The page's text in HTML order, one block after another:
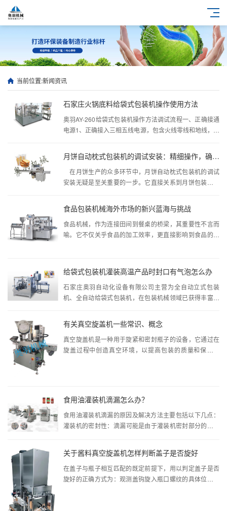
当前位置:新闻资讯
石家庄火锅底料给袋式包装机操作使用方法
奥羽AY-260给袋式包装机操作方法调试流程一、正确接通
电源1、正确接入三相五线电源，包含火线零线和地线，零
月饼自动枕式包装机的调试安装：精细操作，确保高效运行
在月饼生产的众多环节中，月饼自动枕式包装机的调试
安装无疑是至关重要的一步。它直接关系到月饼包装的效
食品包装机械海外市场的新兴蓝海与挑战
食品机械，作为连接田间到餐桌的桥梁，其重要性不言而
喻。它不仅关乎食品的加工效率，更直接影响到食品的质
给袋式包装机灌装高温产品时封口有气泡怎么办
石家庄奥羽自动化设备有限公司主营为全自动立式包装
机、全自动给袋式包装机，在包装机械领域已获得丰富的
有关真空旋盖机一些常识、概念
真空旋盖机是一种用于旋紧和密封瓶子的设备，它通过在
旋盖过程中创造真空环境，以提高包装的质量和保鲜效
食用油灌装机滴漏怎么办？
食用油灌装机滴漏的原因及解决方法主要包括以下几点：‌
灌装机的密封性：‌滴漏可能是由于灌装机密封部分的磨损
关于酱料真空旋盖机怎样判断盖子是否旋好
在盖子与瓶子相互匹配的既定前提下，用以判定盖子是否
旋好的正确方式为：观测盖钩旋入瓶口螺纹的具体位置，